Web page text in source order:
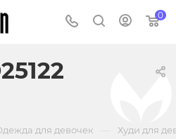
0
для девочек Худи для